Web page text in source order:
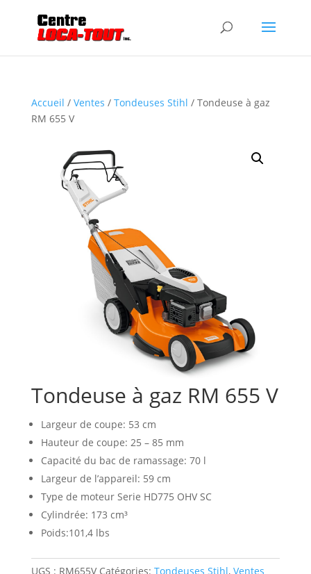
Accueil / Ventes / Tondeuses Stihl / Tondeuse à gaz
RM 655 V
Tondeuse à gaz RM 655 V
Largeur de coupe: 53 cm
Hauteur de coupe: 25 – 85 mm
Capacité du bac de ramassage: 70 l
Largeur de l’appareil: 59 cm
Type de moteur Serie HD775 OHV SC
Cylindrée: 173 cm³
Poids:101,4 lbs
UGS : RM655V Catégories: Tondeuses Stihl, Ventes